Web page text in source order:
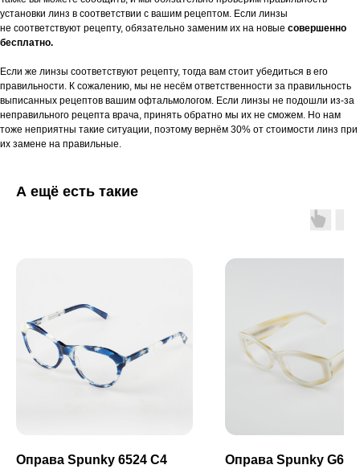
установки линз в соответствии с вашим рецептом. Если линзы
не соответствуют рецепту, обязательно заменим их на новые совершенно
бесплатно.
Если же линзы соответствуют рецепту, тогда вам стоит убедиться в его
правильности. К сожалению, мы не несём ответственности за правильность
выписанных рецептов вашим офтальмологом. Если линзы не подошли из-за
неправильного рецепта врача, принять обратно мы их не сможем. Но нам
тоже неприятны такие ситуации, поэтому вернём 30% от стоимости линз при
их замене на правильные.
А ещё есть такие
Оправа Spunky 6524 C4 Оправа Spunky